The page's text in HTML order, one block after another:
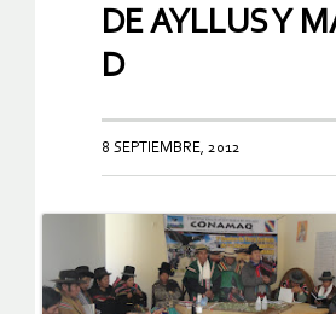
DE AYLLUS Y
D
8 SEPTIEMBRE, 2012